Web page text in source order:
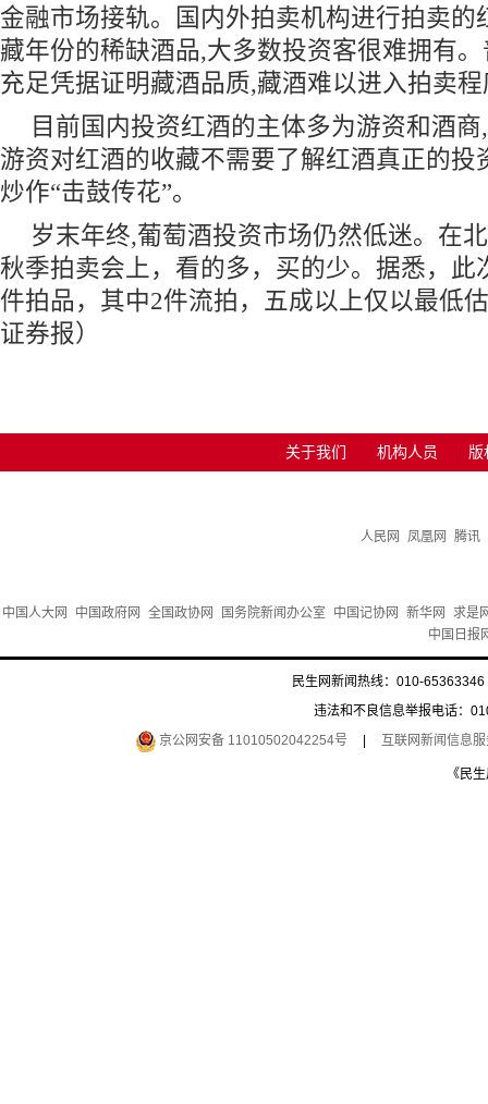
金融市场接轨。国内外拍卖机构进行拍卖的
藏年份的稀缺酒品,大多数投资客很难拥有
充足凭据证明藏酒品质,藏酒难以进入拍卖
目前国内投资红酒的主体多为游资和酒
游资对红酒的收藏不需要了解红酒真正的投
炒作“击鼓传花”。
岁末年终,葡萄酒投资市场仍然低迷。在
秋季拍卖会上，看的多，买的少。据悉，此
件拍品，其中2件流拍，五成以上仅以最低
证券报）
关于我们 机构人员 版
人民网 凤凰网 腾讯
中国人大网 中国政府网 全国政协网 国务院新闻办公室 中国记协网 新华网
求是
中国日报
民生网新闻热线：010-
违法和不良信息举报电话：
京公网安备 11010502042254号
互联网新闻信息
《民